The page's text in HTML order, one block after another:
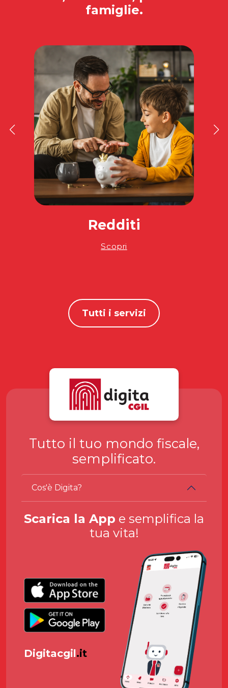
famiglie.
Redditi
Scopri
Tutti i servizi
Tutto il tuo mondo fiscale,
semplificato.
Cos'è Digita?
Scarica la App e semplifica la
tua vita!
Digitacgil.it